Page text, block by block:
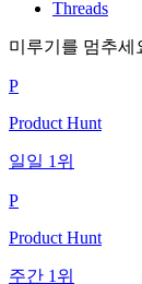
Threads
미루기를 멈추세
P
Product Hunt
일일 1위
P
Product Hunt
주간 1위